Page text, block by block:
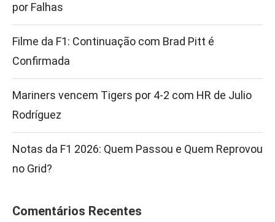
por Falhas
Filme da F1: Continuação com Brad Pitt é
Confirmada
Mariners vencem Tigers por 4-2 com HR de Julio
Rodríguez
Notas da F1 2026: Quem Passou e Quem Reprovou
no Grid?
Comentários Recentes